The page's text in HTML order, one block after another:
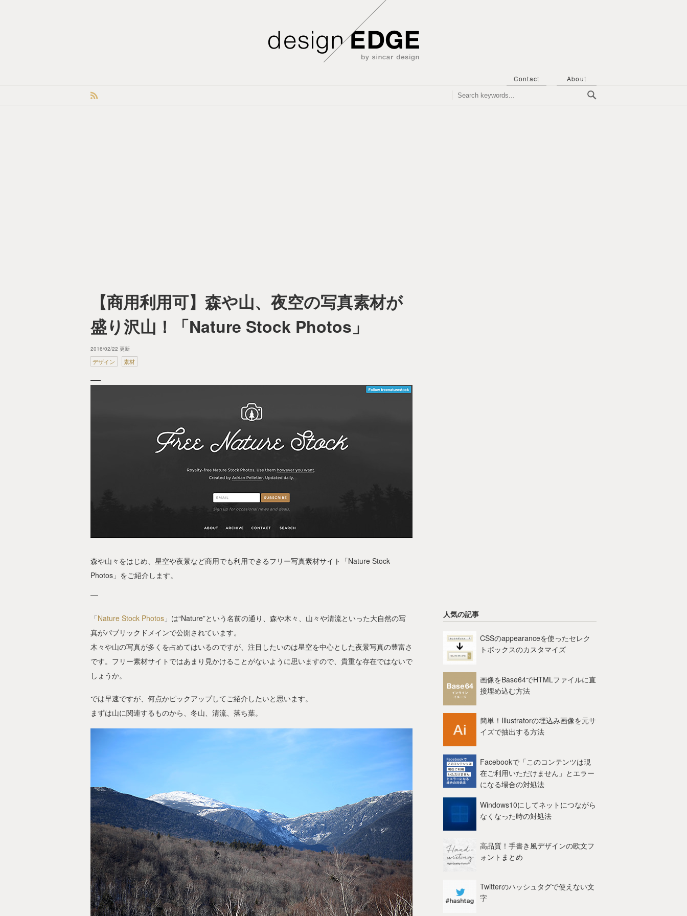
About
Contact
【商用利用可】森や山、夜空の写真素材が
盛り沢山！「Nature Stock Photos」
2016/02/22 更新
デザイン 素材
森や山々をはじめ、星空や夜景など商用でも利用できるフリー写真素材サイト「Nature Stock
Photos」をご紹介します。
「Nature Stock Photos 」は“Nature”という名前の通り、森や木々、山々や清流といった大自然の写
真がパブリックドメインで公開されています。
木々や山の写真が多くを占めてはいるのですが、注目したいのは星空を中心とした夜景写真の豊富さ
です。フリー素材サイトではあまり見かけることがないように思いますので、貴重な存在ではないで
しょうか。
では早速ですが、何点かピックアップしてご紹介したいと思います。
まずは山に関連するものから、冬山、清流、落ち葉。
人気の記事
CSSのappearanceを使ったセレク
トボックスのカスタマイズ
画像をBase64でHTMLファイルに直
接埋め込む方法
簡単！Illustratorの埋込み画像を元サ
イズで抽出する方法
Facebookで「このコンテンツは現
在ご利用いただけません」とエラー
になる場合の対処法
Windows10にしてネットにつながら
なくなった時の対処法
高品質！手書き風デザインの欧文フ
ォントまとめ
Twitterのハッシュタグで使えない文
字